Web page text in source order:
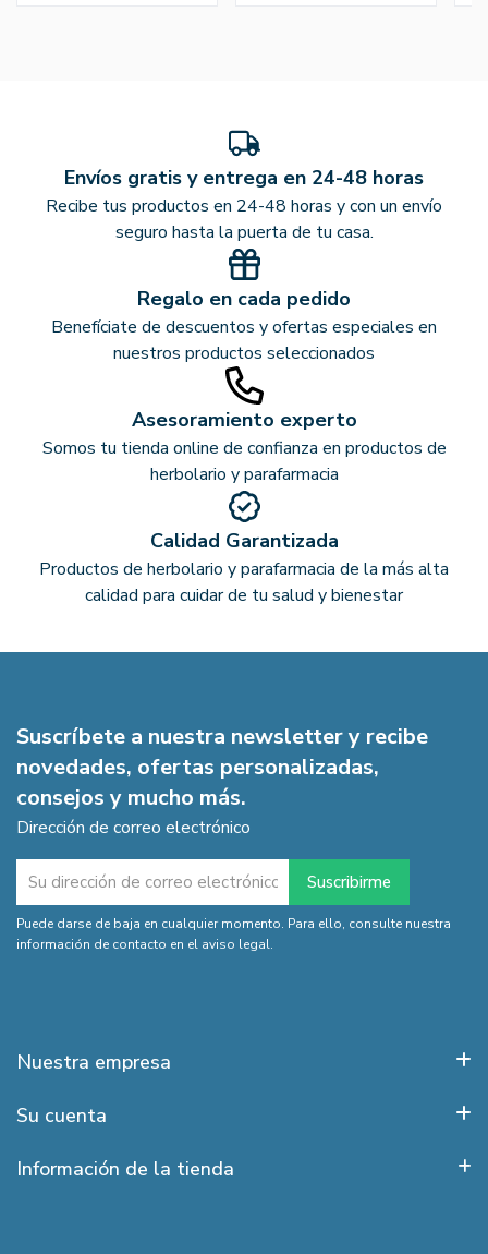
Envíos gratis y entrega en 24-48 horas
Recibe tus productos en 24-48 horas y con un envío
seguro hasta la puerta de tu casa.
Regalo en cada pedido
Benefíciate de descuentos y ofertas especiales en
nuestros productos seleccionados
Asesoramiento experto
Somos tu tienda online de confianza en productos de
herbolario y parafarmacia
Calidad Garantizada
Productos de herbolario y parafarmacia de la más alta
calidad para cuidar de tu salud y bienestar
Suscríbete a nuestra newsletter y recibe
novedades, ofertas personalizadas,
consejos y mucho más.
Dirección de correo electrónico
Puede darse de baja en cualquier momento. Para ello, consulte nuestra
información de contacto en el aviso legal.
Nuestra empresa
Su cuenta
Información de la tienda